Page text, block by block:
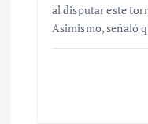
al disputar este
Asimismo, señaló